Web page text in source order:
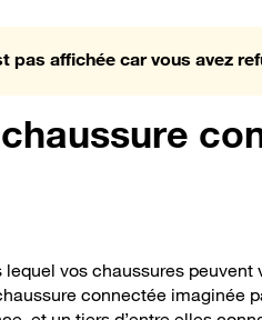
pas affichée car vous avez
vos chaussures peuvent
connectée imaginée